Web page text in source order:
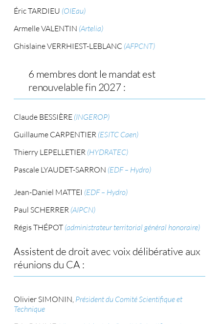
Éric TARDIEU (OIEau)
Armelle VALENTIN (Artelia)
Ghislaine VERRHIEST-LEBLANC (AFPCNT)
6 membres dont le mandat est
renouvelable fin 2027 :
Claude BESSIÈRE (INGEROP)
Guillaume CARPENTIER (ESITC Caen)
Thierry LEPELLETIER (HYDRATEC)
Pascale LYAUDET-SARRON (EDF – Hydro)
Jean-Daniel MATTEI (EDF – Hydro)
Paul SCHERRER (AIPCN)
Régis THÉPOT (administrateur territorial général honoraire)
Assistent de droit avec voix délibérative aux
réunions du CA :
Olivier SIMONIN, Président du Comité Scientifique et
Technique